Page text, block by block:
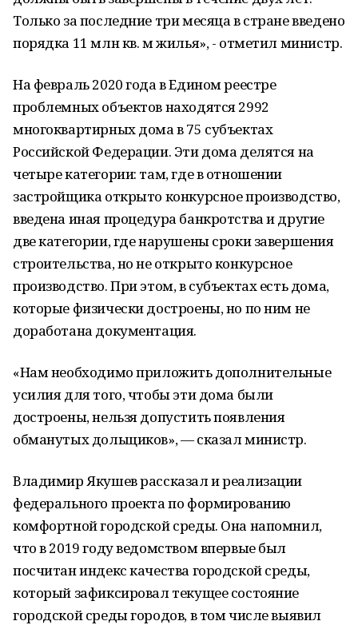
Только за последние три месяца в стране введено
порядка 11 млн кв. м жилья», - отметил министр.
На февраль 2020 года в Едином реестре
проблемных объектов находятся 2992
многоквартирных дома в 75 субъектах
Российской Федерации. Эти дома делятся на
четыре категории: там, где в отношении
застройщика открыто конкурсное производство,
введена иная процедура банкротства и другие
две категории, где нарушены сроки завершения
строительства, но не открыто конкурсное
производство. При этом, в субъектах есть дома,
которые физически достроены, но по ним не
доработана документация.
«Нам необходимо приложить дополнительные
усилия для того, чтобы эти дома были
достроены, нельзя допустить появления
обманутых дольщиков», — сказал министр.
Владимир Якушев рассказал и реализации
федерального проекта по формированию
комфортной городской среды. Она напомнил,
что в 2019 году ведомством впервые был
посчитан индекс качества городской среды,
который зафиксировал текущее состояние
городской среды городов, в том числе выявил